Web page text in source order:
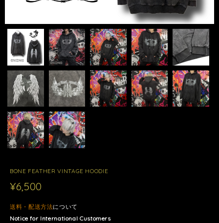
BONE FEATHER VINTAGE HOODIE
¥6,500
送料・配送方法について
Notice for International Customers